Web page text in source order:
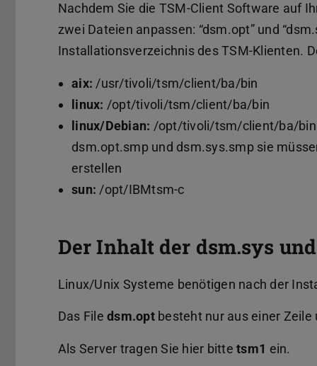
Nachdem Sie die TSM-Client Software auf
zwei Dateien anpassen: “dsm.opt” und
Installationsverzeichnis des TSM-Klienten.
aix: /usr/tivoli/tsm/client/ba/bin
linux: /opt/tivoli/tsm/client/ba/bin
linux/Debian: /opt/tivoli/tsm/client/ba/bin
dsm.opt.smp und dsm.sys.smp sie
erstellen
sun: /opt/IBMtsm-c
Der Inhalt der dsm.sys
Linux/Unix Systeme benötigen nach der
Das Filedsm.opt besteht nur aus einer
Als Server tragen Sie hier bittetsm1 ein.